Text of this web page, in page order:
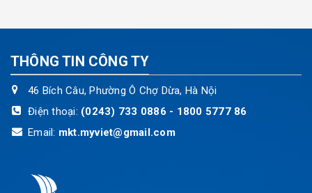
THÔNG TIN CÔNG TY
46 Bích Câu, Phường Ô Chợ Dừa, Hà Nội
Điện thoại: (0243) 733 0886 - 1800 5777 86
Email: mkt.myviet@gmail.com